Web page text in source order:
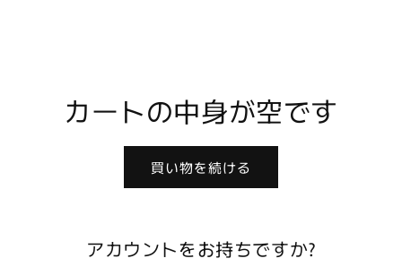
カートの中身が空です
買い物を続ける
アカウントをお持ちですか?